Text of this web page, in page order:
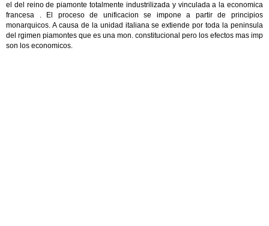
el del reino de piamonte totalmente industrilizada y vinculada a la economica
francesa . El proceso de unificacion se impone a partir de principios
monarquicos. A causa de la unidad italiana se extiende por toda la peninsula
del rgimen piamontes que es una mon. constitucional pero los efectos mas imp
son los economicos.